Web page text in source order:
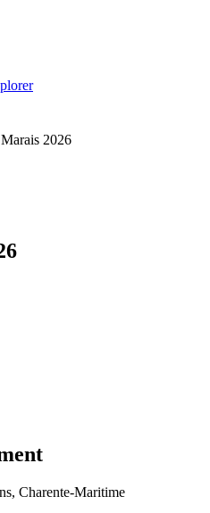
2026
Charente-Maritime